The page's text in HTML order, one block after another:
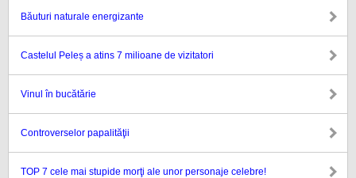
Băuturi naturale energizante
Castelul Peleș a atins 7 milioane de vizitatori
Vinul în bucătărie
Controverselor papalităţii
TOP 7 cele mai stupide morţi ale unor personaje celebre!